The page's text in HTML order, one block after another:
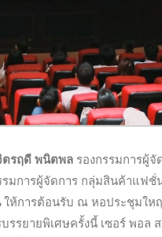
ตรฤดี พนิตพล รองกรรมการผู้
รมการผู้จัดการ กลุ่มสินค้าแฟชั่
ให้การต้อนรับ ณ หอประชุมให
รยายพิเศษครั้งนี้ เซอร์ พอล